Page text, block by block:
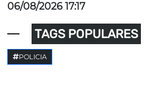
06/08/2026 17:17
TAGS POPULARES
POLICIA